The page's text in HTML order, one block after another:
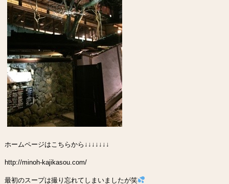
ホームページはこちらから↓↓↓↓↓↓↓
http://minoh-kajikasou.com/
最初のスープは撮り忘れてしまいましたが笑